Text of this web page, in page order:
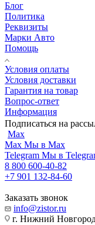
Блог
Политика
Реквизиты
Марки Авто
Помощь
Условия оплаты
Условия доставки
Гарантия на товар
Вопрос-ответ
Информация
Подписаться на
Max
Max Мы в Max
Telegram Мы в
8 800 600-40-82
+7 901 132-84-60
Заказать звонок
info@zistor.ru
г. Нижний